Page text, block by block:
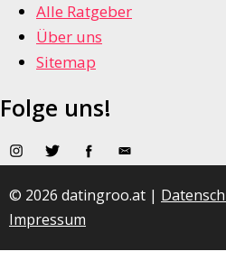
Alle Ratgeber
Über uns
Sitemap
Folge uns!
© 2026 datingroo.at |
Impressum